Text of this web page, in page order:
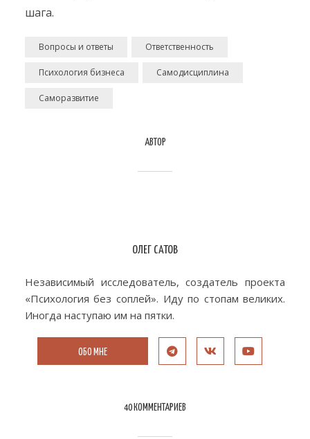
шага.
Вопросы и ответы Ответственность
Психология бизнеса Самодисциплина
Саморазвитие
АВТОР
ОЛЕГ САТОВ
Независимый исследователь, создатель проекта
«Психология без соплей». Иду по стопам великих.
Иногда наступаю им на пятки.
ОБО МНЕ
40 КОММЕНТАРИЕВ